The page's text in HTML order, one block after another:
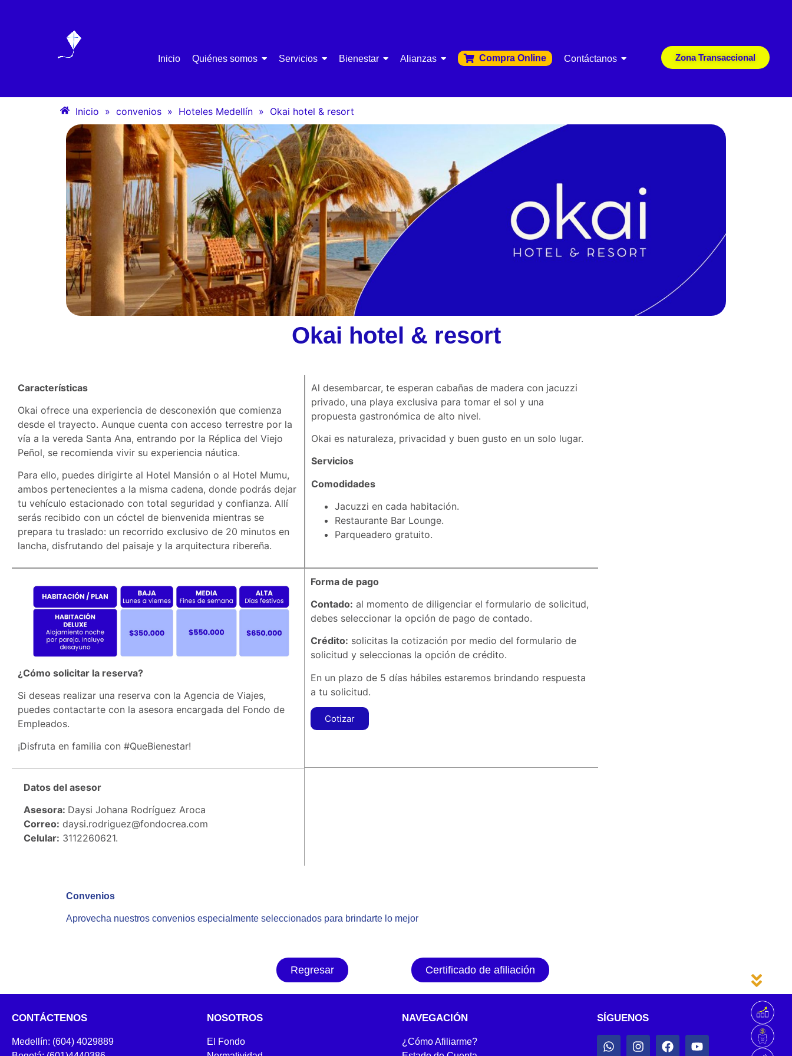
Inicio Quiénes somos Servicios Bienestar Alianzas Compra Online Contáctanos Zona Transaccional
Inicio » convenios » Hoteles Medellín » Okai hotel & resort
Okai hotel & resort
Características
Okai ofrece una experiencia de desconexión que comienza
desde el trayecto. Aunque cuenta con acceso terrestre por la
vía a la vereda Santa Ana, entrando por la Réplica del Viejo
Peñol, se recomienda vivir su experiencia náutica.
Para ello, puedes dirigirte al Hotel Mansión o al Hotel Mumu,
ambos pertenecientes a la misma cadena, donde podrás dejar
tu vehículo estacionado con total seguridad y confianza. Allí
serás recibido con un cóctel de bienvenida mientras se
prepara tu traslado: un recorrido exclusivo de 20 minutos en
lancha, disfrutando del paisaje y la arquitectura ribereña.
Al desembarcar, te esperan cabañas de madera con jacuzzi
privado, una playa exclusiva para tomar el sol y una
propuesta gastronómica de alto nivel.
Okai es naturaleza, privacidad y buen gusto en un solo lugar.
Servicios
Comodidades
Jacuzzi en cada habitación.
Restaurante Bar Lounge.
Parqueadero gratuito.
¿Cómo solicitar la reserva?
Si deseas realizar una reserva con la Agencia de Viajes,
puedes contactarte con la asesora encargada del Fondo de
Empleados.
¡Disfruta en familia con #QueBienestar!
Forma de pago
Contado: al momento de diligenciar el formulario de solicitud,
debes seleccionar la opción de pago de contado.
Crédito: solicitas la cotización por medio del formulario de
solicitud y seleccionas la opción de crédito.
En un plazo de 5 días hábiles estaremos brindando respuesta
a tu solicitud.
Cotizar
Datos del asesor
Asesora: Daysi Johana Rodríguez Aroca
Correo: daysi.rodriguez@fondocrea.com
Celular: 3112260621.
Convenios
Aprovecha nuestros convenios especialmente seleccionados para brindarte lo mejor
Regresar Certificado de afiliación
CONTÁCTENOS NOSOTROS NAVEGACIÓN SÍGUENOS
Medellín: (604) 4029889
El Fondo
¿Cómo Afiliarme?